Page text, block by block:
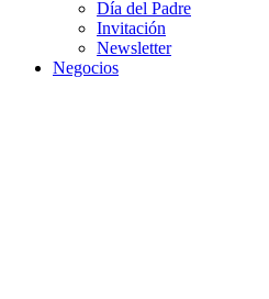
Día del Padre
Invitación
Newsletter
Negocios